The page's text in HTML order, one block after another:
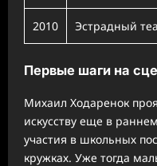
2010 Эстрадный
Первые шаги на
Михаил Ходаренок
искусству еще в
участия в школьных
кружках. Уже тогда